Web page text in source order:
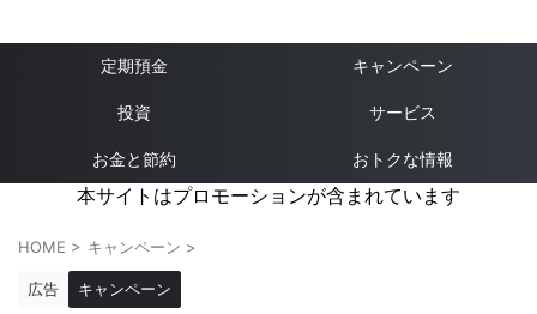
定期預金 キャンペーン
投資 サービス
お金と節約 おトクな情報
本サイトはプロモーションが含まれています
HOME > キャンペーン >
広告 キャンペーン